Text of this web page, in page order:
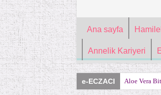
Ana sayfa
Annelik Kariyeri
e-ECZACI Aloe Vera